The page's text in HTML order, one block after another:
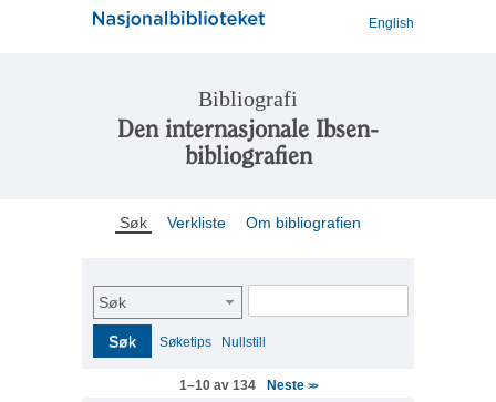
English
Bibliografi
Den internasjonale Ibsen-
bibliografien
Søk Verkliste Om bibliografien
Søk
Søk Søketips Nullstill
1–10 av 134 Neste >>